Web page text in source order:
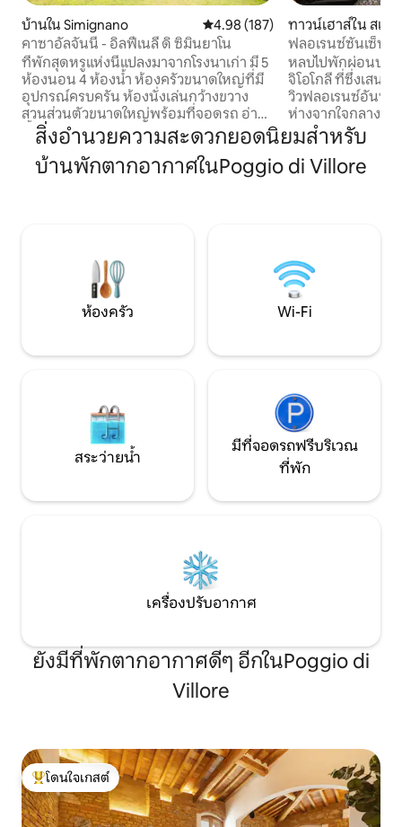
บ้านใน Simignano คะแนนเฉลี่ย 4.98 จาก 5, 187 รีวิว
4.98 (187)
คาซาอัลจันนี - อิลฟีเนลี ดิ ซิมินยาโน
ที่พักสุดหรูแห่งนี้แปลงมาจากโรงนาเก่า มี 5
ห้องนอน 4 ห้องน้ำ ห้องครัวขนาดใหญ่ที่มี
อุปกรณ์ครบครัน ห้องนั่งเล่นกว้างขวาง
สวนส่วนตัวขนาดใหญ่พร้อมที่จอดรถ อ่าง
น้ำร้อน ลานบ้านพร้อมโซฟา เตาบาร์บีคิว
กองไฟ และห้องครัวกลางแจ้ง เหมาะสำหรับ
ผู้ที่กำลังมองหาประสบการณ์ที่ไม่เหมือน
ใคร โดยผสมผสานเสน่ห์แบบชนบทเข้ากับ
ร้อนและการรับประทานอาหารค่ำกลางแจ้ง
การพักผ่อนที่น่าจดจำรอคุณอยู่ในสวรรค์
ทาวน์เฮาส์ใน สแก
ฟลอเรนซ์ซันเซ็ทฮิล
หลบไปพักผ่อนบนเ
จิโอโกลี ที่ซึ่งเสน่
วิวฟลอเรนซ์อันน่
ห่างจากใจกลางเ
15 นาที เป็นฐานที่
รสำรวจทัสคานี พ
เช้าอันเงียบสงบ
สงบ และประสบก
แท้จริง
สิ่งอำนวยความสะดวกยอดนิยมสำหรับ
บ้านพักตากอากาศในPoggio di Villore
ห้องครัว Wi-Fi
สระว่ายน้ำ
มีที่จอดรถฟรีบริเวณ
ที่พัก
เครื่องปรับอากาศ
ยังมีที่พักตากอากาศดีๆ อีกในPoggio di
Villore
โดนใจเกสต์ที่สุด
โดนใจเกสต์